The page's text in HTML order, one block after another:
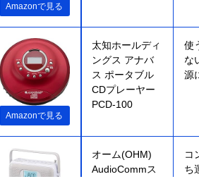
Amazonで見る
Amazonで見る
太知ホールディ
ングス アナバ
ス ポータブル
CDプレーヤー
PCD-100
使
な
源
オーム(OHM)
AudioCommス
コ
ち